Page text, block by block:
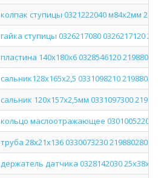
колпак ступицы 0321222040 м84х2мм
гайка ступицы 0326217080 0326217120
пластина 140х180х6 0328546120
сальник128х165х2,5 0331098210
сальник 120х157х2,5мм 0331097300
кольцо маслоотражающее 0301005220
труба 28x21x136 0330073230 21988028000
держатель датчика 0328142030